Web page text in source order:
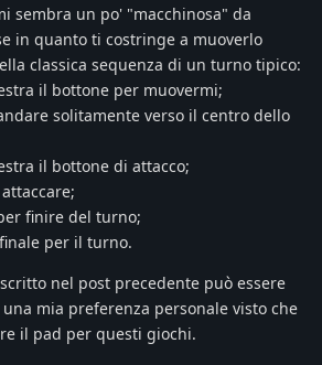
sembra un po' "macchinosa" da
in quanto ti costringe a muoverlo
classica sequenza di un turno tipico:
il bottone per muovermi;
solitamente verso il centro dello
il bottone di attacco;
finire del turno;
per il turno.
nel post precedente può essere
mia preferenza personale visto che
il pad per questi giochi.